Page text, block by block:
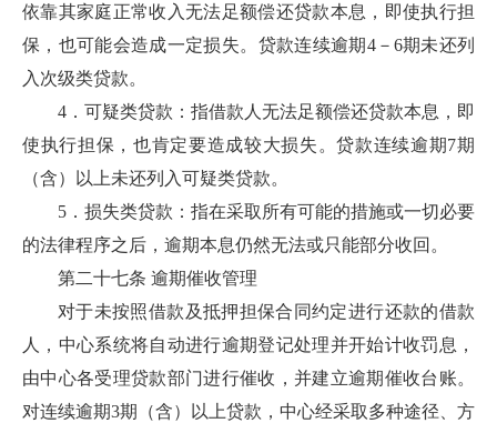
依靠其家庭正常收入无法足额偿还贷款本息，即使执行担
保，也可能会造成一定损失。贷款连续逾期4－6期未还列
入次级类贷款。
4．可疑类贷款：指借款人无法足额偿还贷款本息，即
使执行担保，也肯定要造成较大损失。贷款连续逾期7期
（含）以上未还列入可疑类贷款。
5．损失类贷款：指在采取所有可能的措施或一切必要
的法律程序之后，逾期本息仍然无法或只能部分收回。
第二十七条 逾期催收管理
对于未按照借款及抵押担保合同约定进行还款的借款
人，中心系统将自动进行逾期登记处理并开始计收罚息，
由中心各受理贷款部门进行催收，并建立逾期催收台账。
对连续逾期3期（含）以上贷款，中心经采取多种途径、方